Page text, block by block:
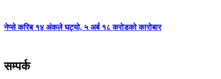
नेप्से करिब १४ अंकले घट्यो, ५ अर्ब १८ करोडको कारोबार
सम्पर्क